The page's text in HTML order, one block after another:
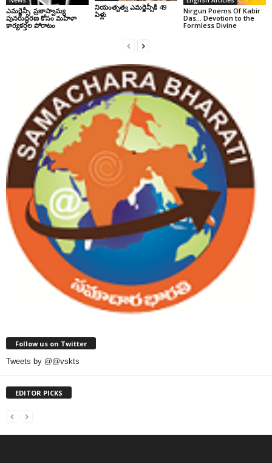
ఎమర్జెన్సీ: ప్రజాస్వామ్య
పునరుద్ధరణ కోసం మహిళా
కార్యకర్తల పోరాటం
నియంతృత్వ ఎమర్జెన్సీకి 49
ఏళ్లు
Nirgun Poems Of Kabir
Das… Devotion to the
Formless Divine
Follow us on Twitter
Tweets by @@vskts
EDITOR PICKS